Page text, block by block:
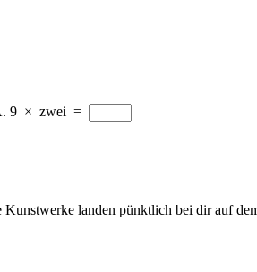
9 × zwei =
landen pünktlich bei dir auf